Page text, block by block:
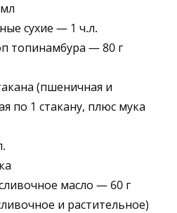
сухие — 1 ч.л.
топинамбура — 80 г
(пшеничная и
по 1 стакану, плюс мука
масло — 60 г
и растительное)